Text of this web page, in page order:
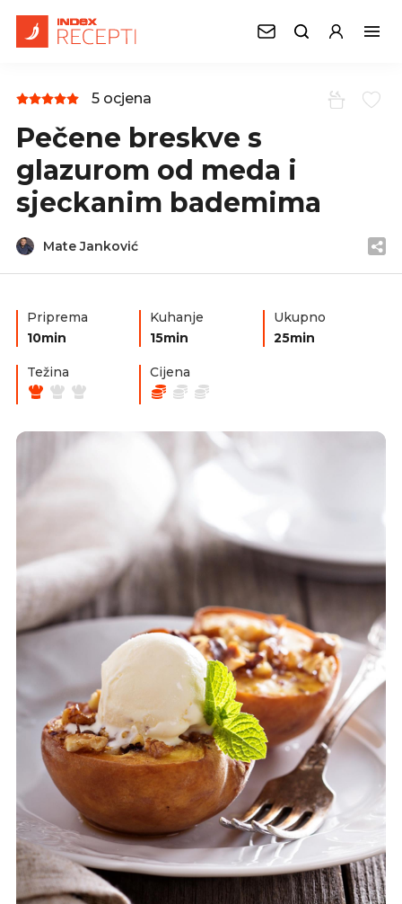
5 ocjena
Pečene breskve s
glazurom od meda i
sjeckanim bademima
Mate Janković
Priprema
10min
Kuhanje
15min
Ukupno
25min
Težina Cijena